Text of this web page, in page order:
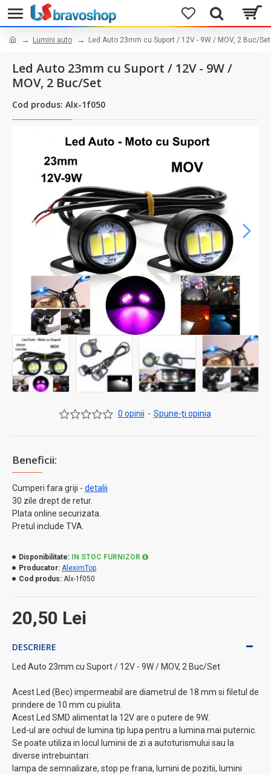
Lumini auto Led Auto 23mm cu Suport / 12V - 9W / MOV, 2 Buc/Set
Led Auto 23mm cu Suport / 12V - 9W /
MOV, 2 Buc/Set
Cod produs: Alx-1f050
Beneficii:
Cumperi fara griji - detalii
30 zile drept de retur.
Plata online securizata.
Pretul include TVA.
0 opinii - Spune-ţi opinia
20,50 Lei
Disponibilitate: IN STOC FURNIZOR
Producator: AleximTop
Cod produs: Alx-1f050
DESCRIERE
Led Auto 23mm cu Suport / 12V - 9W / MOV, 2 Buc/Set
Acest Led (Bec) impermeabil are diametrul de 18 mm si filetul de
prindere de 10 mm cu piulita.
Acest Led SMD alimentat la 12V are o putere de 9W.
Led-ul are ochiul de lumina tip lupa pentru a lumina mai puternic.
Se poate utiliza in locul luminii de zi a autoturismului sau la
diverse intrebuintari:
lampa de semnalizare, stop pe frana, lumini de pozitii, lumini